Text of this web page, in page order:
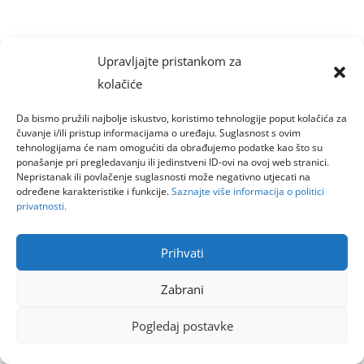
Upravljajte pristankom za
kolačiće
Da bismo pružili najbolje iskustvo, koristimo tehnologije poput kolačića za
čuvanje i/ili pristup informacijama o uređaju. Suglasnost s ovim
tehnologijama će nam omogućiti da obrađujemo podatke kao što su
ponašanje pri pregledavanju ili jedinstveni ID-ovi na ovoj web stranici.
Nepristanak ili povlačenje suglasnosti može negativno utjecati na
određene karakteristike i funkcije.Saznajte više informacija o politici
privatnosti.
Prihvati
Zabrani
Pogledaj postavke